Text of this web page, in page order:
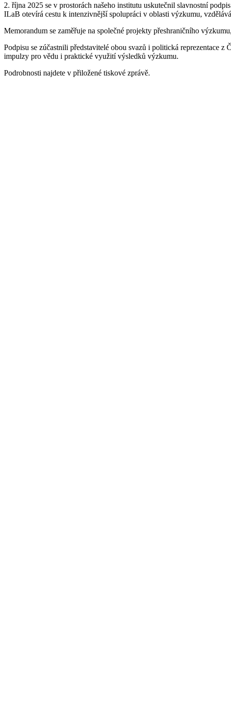
2. října 2025 se v prostorách našeho institutu uskutečnil slavnostní
ILaB otevírá cestu k intenzivnější spolupráci v oblasti výzkumu,
Memorandum se zaměřuje na společné projekty přeshraničního
Podpisu se zúčastnili představitelé obou svazů i politická reprezentace
impulzy pro vědu i praktické využití výsledků výzkumu.
Podrobnosti najdete v přiložené tiskové zprávě.